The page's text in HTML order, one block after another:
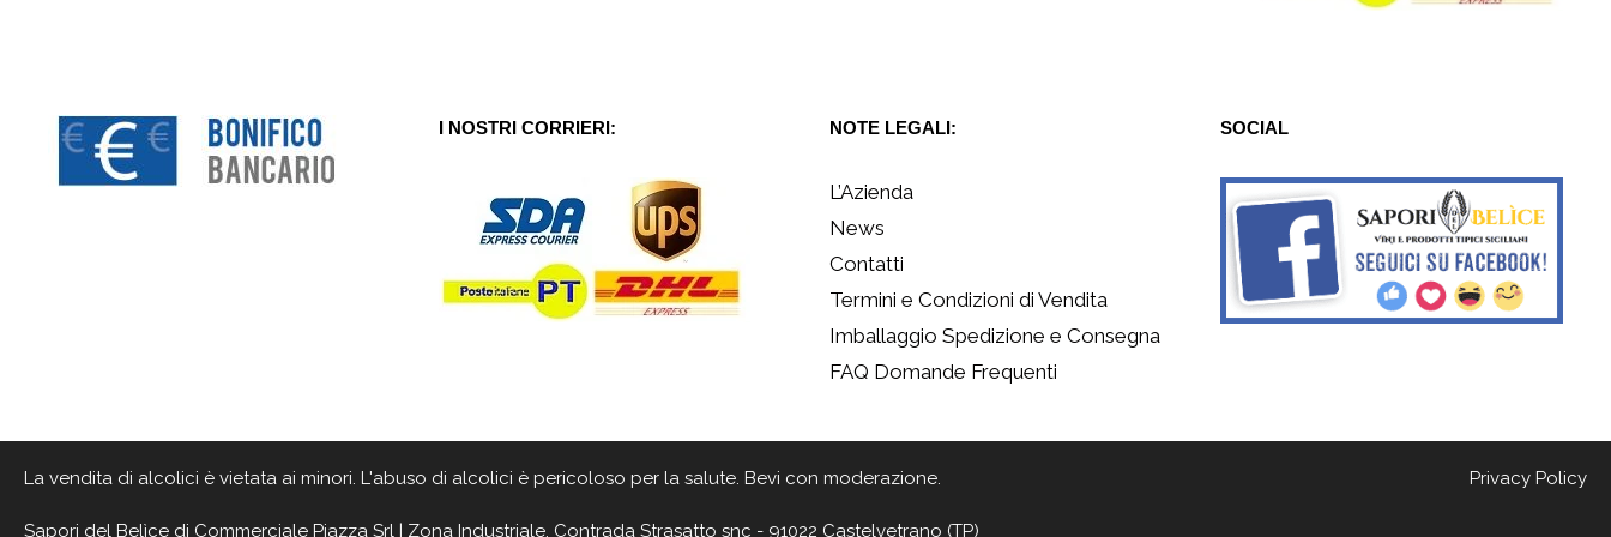
I NOSTRI CORRIERI: NOTE LEGALI:
L’Azienda
News
Contatti
Termini e Condizioni di Vendita
Imballaggio Spedizione e Consegna
FAQ Domande Frequenti
SOCIAL
Privacy Policy
La vendita di alcolici è vietata ai minori. L'abuso di alcolici è pericoloso per la salute. Bevi con moderazione.
Sapori del Belìce di Commerciale Piazza Srl | Zona Industriale, Contrada Strasatto snc - 91022 Castelvetrano (TP)